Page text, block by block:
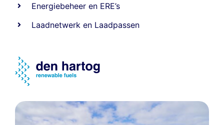
Energiebeheer en ERE’s
Laadnetwerk en Laadpassen